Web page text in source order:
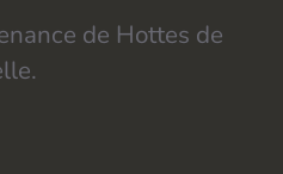
de Hottes de